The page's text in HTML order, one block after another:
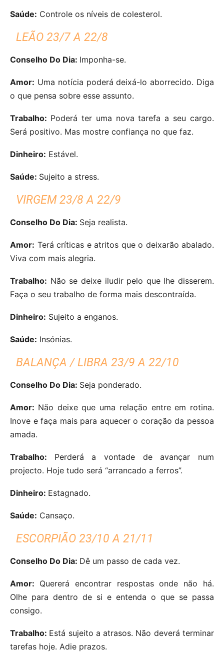
Saúde: Controle os níveis de colesterol.
LEÃO 23/7 A 22/8
Conselho Do Dia: Imponha-se.
Amor: Uma notícia poderá deixá-lo aborrecido. Diga
o que pensa sobre esse assunto.
Trabalho: Poderá ter uma nova tarefa a seu cargo.
Será positivo. Mas mostre confiança no que faz.
Dinheiro: Estável.
Saúde: Sujeito a stress.
VIRGEM 23/8 A 22/9
Conselho Do Dia: Seja realista.
Amor: Terá críticas e atritos que o deixarão abalado.
Viva com mais alegria.
Trabalho: Não se deixe iludir pelo que lhe disserem.
Faça o seu trabalho de forma mais descontraída.
Dinheiro: Sujeito a enganos.
Saúde: Insónias.
BALANÇA / LIBRA 23/9 A 22/10
Conselho Do Dia: Seja ponderado.
Amor: Não deixe que uma relação entre em rotina.
Inove e faça mais para aquecer o coração da pessoa
amada.
Trabalho: Perderá a vontade de avançar num
projecto. Hoje tudo será “arrancado a ferros”.
Dinheiro: Estagnado.
Saúde: Cansaço.
ESCORPIÃO 23/10 A 21/11
Conselho Do Dia: Dê um passo de cada vez.
Amor: Quererá encontrar respostas onde não há.
Olhe para dentro de si e entenda o que se passa
consigo.
Trabalho: Está sujeito a atrasos. Não deverá terminar
tarefas hoje. Adie prazos.